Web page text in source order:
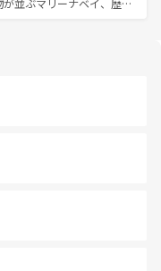
並ぶマリーナベイ、歴史
しめる外せないスポット